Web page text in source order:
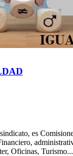
es
Oficinas, Turismo...